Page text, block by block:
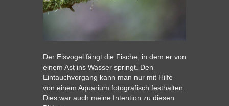
Der Eisvogel fängt die Fische, in dem er von
einem Ast ins Wasser springt. Den
Eintauchvorgang kann man nur mit Hilfe
von einem Aquarium fotografisch festhalten.
Dies war auch meine Intention zu diesen